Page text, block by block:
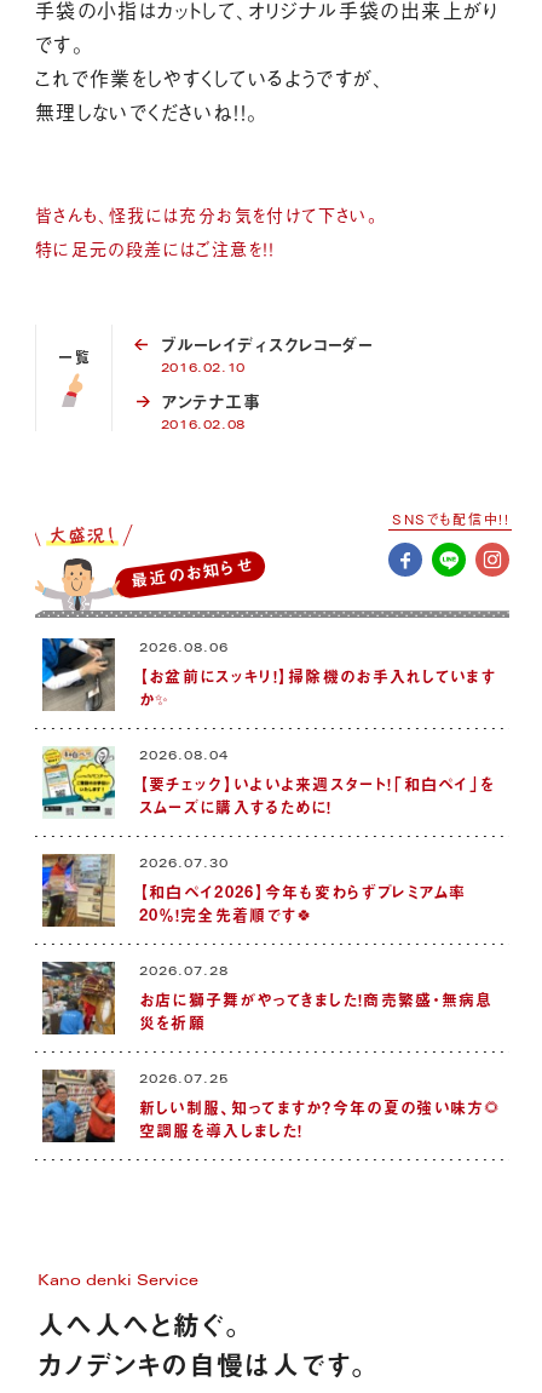
手袋の小指はカットして、オリジナル手袋の出来上がり
です。
これで作業をしやすくしているようですが、
無理しないでくださいね！！。
皆さんも、怪我には充分お気を付けて下さい。
特に足元の段差にはご注意を！！
一覧 ブルーレイディスクレコーダー
2016.02.10
アンテナ工事
2016.02.08
最近のお知らせ
2026.08.06
【お盆前にスッキリ！】掃除機のお手入れしています
か✨
2026.08.04
【要チェック】いよいよ来週スタート！「和白ペイ」を
スムーズに購入するために！
2026.07.30
【和白ペイ2026】今年も変わらずプレミアム率
20％！完全先着順です🍀
2026.07.28
お店に獅子舞がやってきました！商売繁盛・無病息
災を祈願
2026.07.25
新しい制服、知ってますか？今年の夏の強い味方🌻
空調服を導入しました！
SNSでも配信中!!
Kano denki Service
人へ人へと紡ぐ。
カノデンキの自慢は人です。